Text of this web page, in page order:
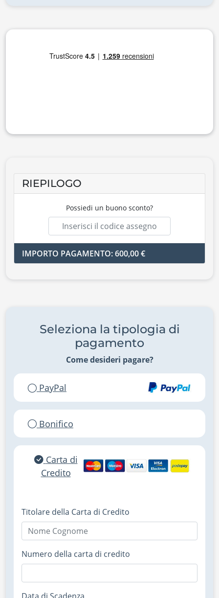
RIEPILOGO
Possiedi un buono sconto?
IMPORTO PAGAMENTO: 600,00 €
Seleziona la tipologia di
pagamento
Come desideri pagare?
PayPal
Bonifico
Carta di
Credito
Titolare della Carta di Credito
Numero della carta di credito